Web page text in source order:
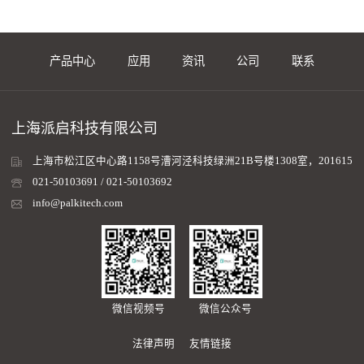
产品中心 应用 资讯 公司 联系
上海派启科技有限公司
上海市松江区中心路1158号漕河泾科技绿洲21B号楼1308室，201615
021-50103691 / 021-50103692
info@palkitech.com
微信视频号 微信公众号
法律声明 友情链接